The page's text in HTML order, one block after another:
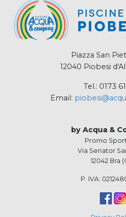
Piazza San
12040 Piobesi
Tel.: 0173
Email:
by Acqua &
Promo Sport
Via Senator
12042 Bra
P. IVA: